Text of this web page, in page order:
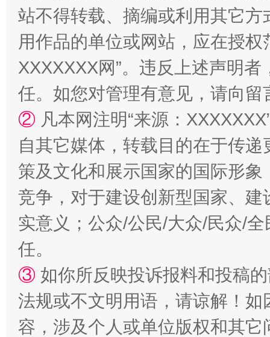
站不得转载、摘编或利用其它
用作品的单位或网站，应在授
XXXXXXX网”。违反上述声明
任。如您对管理有意见，请向
② 凡本网注明“来源：
自其它媒体，转载目的在于传
策及文化和展示国家的国际形
竞争，对于建设创新型国家、
实意义；公众/公民/大众/民众/
任。
③ 如你所反映投诉报料和投稿
法规或不文明用语，请谅解！
容，涉及个人或单位版权和其它